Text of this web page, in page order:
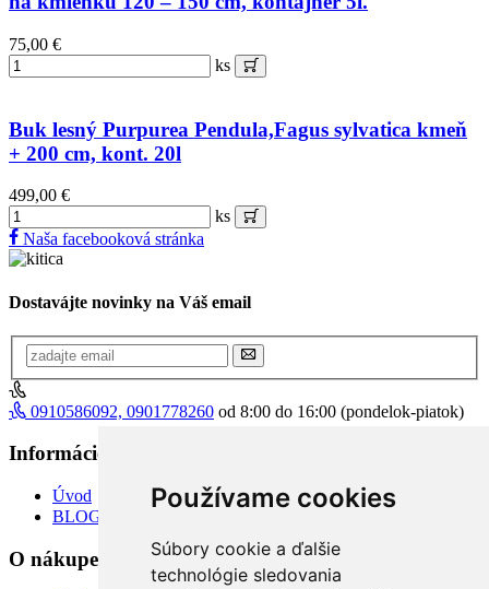
Používame cookies
Súbory cookie a ďalšie
technológie sledovania
75,00 €
ks
Buk lesný Purpurea Pendula,Fagus sylvatica kmeň
+ 200 cm, kont. 20l
499,00 €
ks
Naša facebooková stránka
Dostavájte novinky na Váš email
0910586092, 0901778260 od 8:00 do 16:00 (pondelok-piatok)
Informácie
Úvod
BLOG
O nákupe